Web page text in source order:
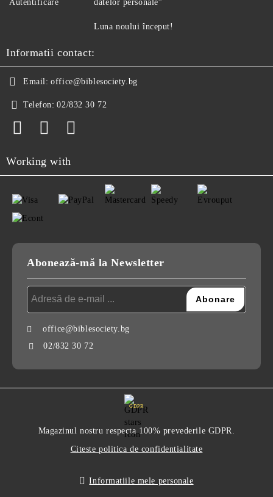
Autentificare
datelor personale”
Luna noului început!
Informatii contact:
Email: office@biblesociety.bg
Telefon: 02/832 30 72
Working with
Abonează-mă la Newsletter
office@biblesociety.bg
02/832 30 72
GDPR
Magazinul nostru respecta 100% prevederile GDPR.
Citeste politica de confidentialitate
Informatiile mele personale